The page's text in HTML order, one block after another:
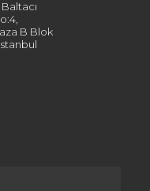
B Blok